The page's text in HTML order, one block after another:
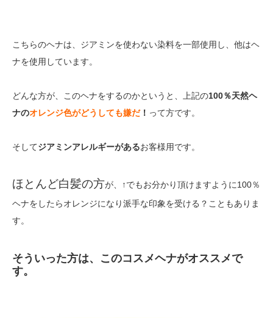
こちらのヘナは、ジアミンを使わない染料を一部使用し、他はヘ
ナを使用しています。
どんな方が、このヘナをするのかというと、上記の100％天然ヘ
ナのオレンジ色がどうしても嫌だ！ って方です。
そしてジアミンアレルギーがあるお客様用です。
ほとんど白髪の方が、↑でもお分かり頂けますように100％
ヘナをしたらオレンジになり派手な印象を受ける？こともありま
す。
そういった方は、このコスメヘナがオススメで
す。